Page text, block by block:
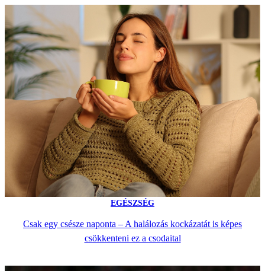
EGÉSZSÉG
Csak egy csésze naponta – A halálozás kockázatát is képes
csökkenteni ez a csodaital